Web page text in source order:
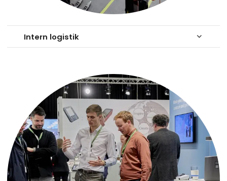
Intern logistik keyboard_arrow_down